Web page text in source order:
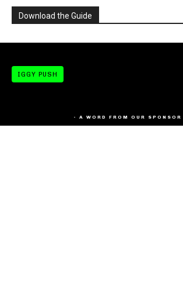
Download the Guide
IGGY PUSH
- A WORD FROM OUR SPONSOR